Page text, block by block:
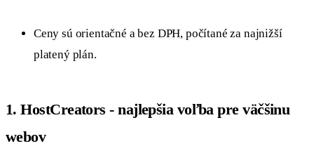
Ceny sú orientačné a bez DPH, počítané za najnižší
platený plán.
1. HostCreators - najlepšia voľba pre väčšinu
webov